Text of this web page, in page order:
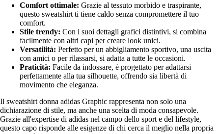
Comfort ottimale: Grazie al tessuto morbido e traspirante,
questo sweatshirt ti tiene caldo senza compromettere il tuo
comfort.
Stile trendy: Con i suoi dettagli grafici distintivi, si combina
facilmente con altri capi per creare look unici.
Versatilità: Perfetto per un abbigliamento sportivo, una uscita
con amici o per rilassarsi, si adatta a tutte le occasioni.
Praticità: Facile da indossare, è progettato per adattarsi
perfettamente alla tua silhouette, offrendo sia libertà di
movimento che eleganza.
Il sweatshirt donna adidas Graphic rappresenta non solo una
dichiarazione di stile, ma anche una scelta di moda consapevole.
Grazie all'expertise di adidas nel campo dello sport e del lifestyle,
questo capo risponde alle esigenze di chi cerca il meglio nella propria